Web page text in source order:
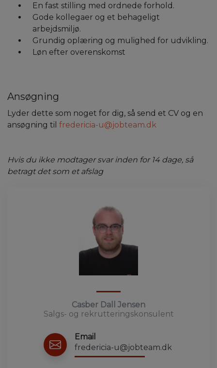
En fast stilling med ordnede forhold.
Gode kollegaer og et behageligt
arbejdsmiljø.
Grundig oplæring og mulighed for udvikling.
Løn efter overenskomst
Ansøgning
Lyder dette som noget for dig, så send et CV og en
ansøgning til fredericia-u@jobteam.dk
Hvis du ikke modtager svar inden for 14 dage, så
betragt det som et afslag
Casber Dall Jensen
Salgs- og rekrutteringskonsulent
Email
fredericia-u@jobteam.dk